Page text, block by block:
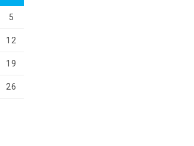
5
12
19
26